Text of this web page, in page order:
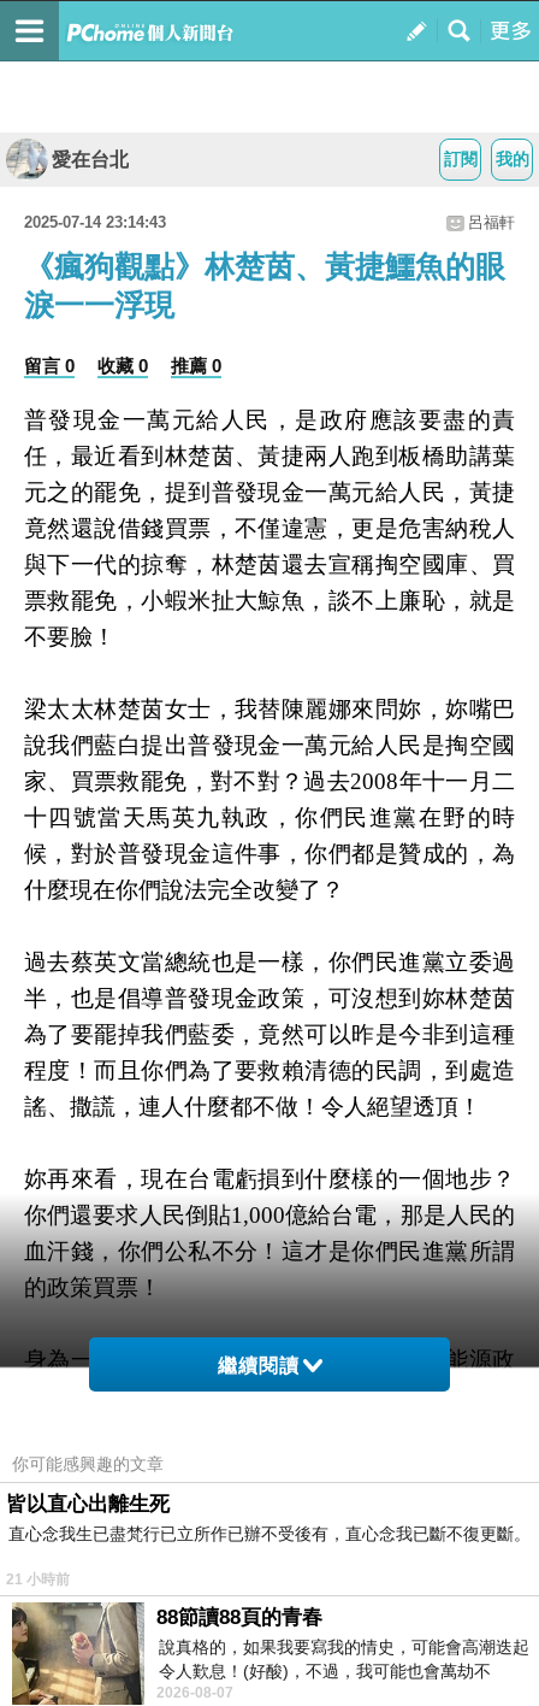
我的
訂閱
愛在台北
2025-07-14 23:14:43 呂福軒
《瘋狗觀點》林楚茵、黃捷鱷魚的眼
淚一一浮現
留言 0 收藏 0 推薦 0
普發現金一萬元給人民，是政府應該要盡的責
任，最近看到林楚茵、黃捷兩人跑到板橋助講葉
元之的罷免，提到普發現金一萬元給人民，黃捷
竟然還說借錢買票，不僅違憲，更是危害納稅人
與下一代的掠奪，林楚茵還去宣稱掏空國庫、買
票救罷免，小蝦米扯大鯨魚，談不上廉恥，就是
不要臉！
梁太太林楚茵女士，我替陳麗娜來問妳，妳嘴巴
說我們藍白提出普發現金一萬元給人民是掏空國
家、買票救罷免，對不對？過去2008年十一月二
十四號當天馬英九執政，你們民進黨在野的時
候，對於普發現金這件事，你們都是贊成的，為
什麼現在你們說法完全改變了？
過去蔡英文當總統也是一樣，你們民進黨立委過
半，也是倡導普發現金政策，可沒想到妳林楚茵
為了要罷掉我們藍委，竟然可以昨是今非到這種
程度！而且你們為了要救賴清德的民調，到處造
謠、撒謊，連人什麼都不做！令人絕望透頂！
妳再來看，現在台電虧損到什麼樣的一個地步？
你們還要求人民倒貼1,000億給台電，那是人民的
血汗錢，你們公私不分！這才是你們民進黨所謂
的政策買票！
身為一個執政黨立委，不好好檢討錯誤的能源政
策，反過來一直在反省別人普發現金一萬塊給人
黃捷大小姐，妳嘴巴說我們普發現金一萬元給人
民是違憲，而且是危害納稅人與下一代的掠奪，
好！我替陳美雅來問妳，我們到底違反我們中華
民國憲法哪一條規定，妳講得出來嗎？過去你們
民進黨立委過半之後，兩兆風電、8,800億的前瞻
預算、5,700億的潛艦國造和金援海地45億，妳要
繼續閱讀
你可能感興趣的文章
皆以直心出離生死
直心念我生已盡梵行已立所作已辦不受後有，直心念我已斷不復更斷。
21 小時前
88節讀88頁的青春
說真格的，如果我要寫我的情史，可能會高潮迭起
令人歎息！(好酸)，不過，我可能也會萬劫不
復...，每天跪鍵盤還是被判了花心的罪
2026-08-07